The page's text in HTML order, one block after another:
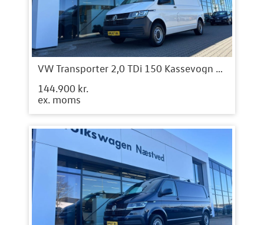
VW Transporter 2,0 TDi 150 Kassevogn DSG lang
144.900 kr.
ex. moms